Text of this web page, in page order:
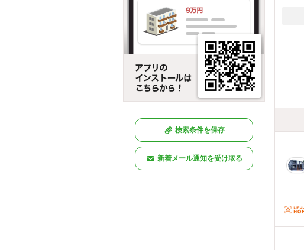
検索条件を保存
新着メール通知を受け取る